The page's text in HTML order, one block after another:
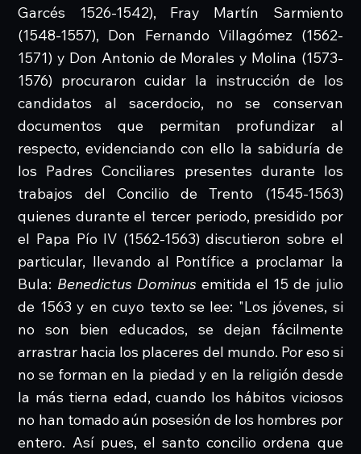
Garcés 1526-1542), Fray Martín Sarmiento
(1548-1557), Don Fernando Villagómez (1562-
1571) y Don Antonio de Morales y Molina (1573-
1576) procuraron cuidar la instrucción de los
candidatos al sacerdocio, no se conservan
documentos que permitan profundizar al
respecto, evidenciando con ello la sabiduría de
los Padres Conciliares presentes durante los
trabajos del Concilio de Trento (1545-1563)
quienes durante el tercer periodo, presidido por
el Papa Pío IV (1562-1563) discutieron sobre el
particular, llevando al Pontífice a proclamar la
Bula: Benedictus Dominus emitida el 15 de julio
de 1563 y en cuyo texto se lee: "Los jóvenes, si
no son bien educados, se dejan fácilmente
arrastrar hacia los placeres del mundo. Por eso si
no se forman en la piedad y en la religión desde
la más tierna edad, cuando los hábitos viciosos
no han tomado aún posesión de los hombres por
entero. Así pues, el santo concilio ordena que